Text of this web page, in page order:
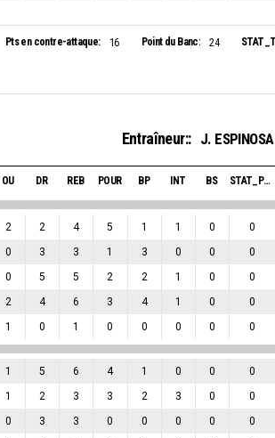
Pts en contre-attaque: 16 Point du Banc: 24
Entraîneur:: J. ESPINOSA
OU DR REB POUR BP INT BS STAT_PERSONMATCH_BASKETBALL_SBLOCKSRECEIVED_ABBREV
2 2 4 5 1 1 0 0
0 3 3 1 3 0 0 0
0 5 5 2 2 1 0 0
2 4 6 3 4 1 0 0
1 0 1 0 0 0 0 0
1 5 6 4 1 0 0 0
1 2 3 3 2 3 0 0
0 3 3 0 0 0 0 0